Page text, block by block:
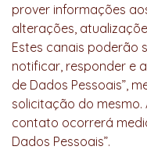
prover informações
alterações,
Estes canais poderão
notificar, responder e
de Dados Pessoais”,
solicitação do
contato ocorrerá
Dados Pessoais”.